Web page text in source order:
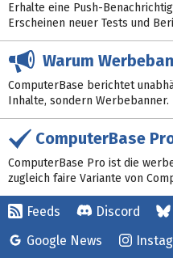
Erhalte eine Push-
Erscheinen neuer Tests und
Warum
ComputerBase berichtet
Inhalte, sondern Werbebanner.
ComputerBase
ComputerBase Pro ist die
zugleich faire Variante von
Feeds Discord
Google News